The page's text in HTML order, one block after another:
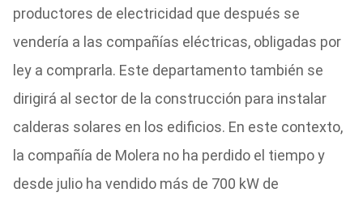
productores de electricidad que después se
vendería a las compañías eléctricas, obligadas por
ley a comprarla. Este departamento también se
dirigirá al sector de la construcción para instalar
calderas solares en los edificios. En este contexto,
la compañía de Molera no ha perdido el tiempo y
desde julio ha vendido más de 700 kW de